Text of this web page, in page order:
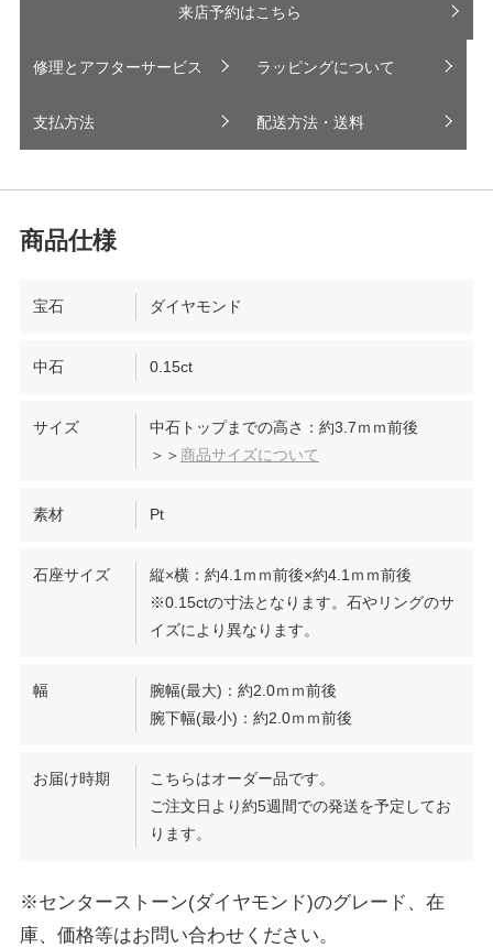
来店予約はこちら
修理とアフターサービス ラッピングについて
支払方法 配送方法・送料
宝石 ダイヤモンド
中石 0.15ct
サイズ
中石トップまでの高さ：約3.7ｍｍ前後
＞＞商品サイズについて
素材 Pt
石座サイズ
縦×横：約4.1ｍｍ前後×約4.1ｍｍ前後
※0.15ctの寸法となります。石やリングのサ
イズにより異なります。
幅
腕幅(最大)：約2.0ｍｍ前後
腕下幅(最小)：約2.0ｍｍ前後
お届け時期
こちらはオーダー品です。
ご注文日より約5週間での発送を予定してお
ります。
※センターストーン(ダイヤモンド)のグレード、在
庫、価格等はお問い合わせください。